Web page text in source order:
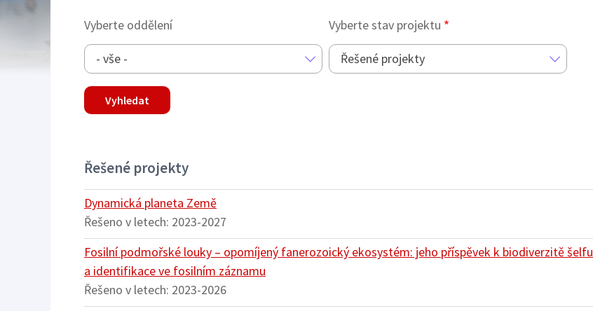
Vyberte oddělení
- vše -
Vyberte stav projektu
Řešené projekty
Řešené projekty
Dynamická planeta Země
Řešeno v letech: 2023-2027
Fosilní podmořské louky – opomíjený fanerozoický ekosystém: jeho příspěvek k biodiverzitě šelfu
a identifikace ve fosilním záznamu
Řešeno v letech: 2023-2026